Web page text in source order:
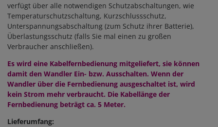
verfügt über alle notwendigen Schutzabschaltungen, wie
Temperaturschutzschaltung, Kurzschlussschutz,
Unterspannungsabschaltung (zum Schutz ihrer Batterie),
Überlastungsschutz (falls Sie mal einen zu großen
Verbraucher anschließen).
Es wird eine Kabelfernbedienung mitgeliefert, sie können
damit den Wandler Ein- bzw. Ausschalten. Wenn der
Wandler über die Fernbedienung ausgeschaltet ist, wird
kein Strom mehr verbraucht. Die Kabellänge der
Fernbedienung beträgt ca. 5 Meter.
Lieferumfang: